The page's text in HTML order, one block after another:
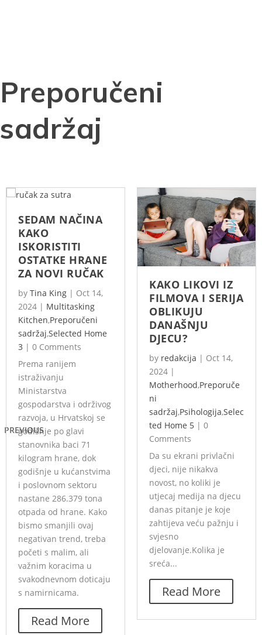
Preporučeni
sadržaj
PREVIOUS
SEDAM NAČINA
KAKO
ISKORISTITI
OSTATKE HRANE
ZA NOVI RUČAK
by Tina King | Oct 14,
2024 | Multitasking
Kitchen,Preporučeni
sadržaj,Selected Home
3 | 0 Comments
Prema ranijem
istraživanju
Ministarstva
gospodarstva i održivog
razvoja, u Hrvatskoj se
godišnje po glavi
stanovnika baci 71
kilogram hrane, dok
godišnje u kućanstvima
i poslovnom sektoru
nastane 286.379 tona
otpada od hrane. Kako
bismo smanjili ovaj
negativan trend, treba
početi s malim, ali
važnim koracima u
svakodnevnom doticaju
s namirnicama.
Read More
KAKO LIKOVI IZ
FILMOVA I SERIJA
OBLIKUJU
DANAŠNJU
DJECU?
by redakcija | Oct 14,
2024 |
Motherhood,Preporuče
ni
sadržaj,Psihologija,Selec
ted Home 5 | 0
Comments
Da su ekrani privlačni
djeci, nije nikakva
novost, no koliki je
utjecaj medija na djecu
danas pitanje je koje
zahtijeva veću pažnju i
svjesno
djelovanje.Kolika je
sreća...
Read More